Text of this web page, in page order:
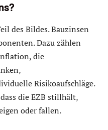
des Bildes. Bauzinsen
Dazu zählen
die
Risikoaufschläge.
die EZB stillhält,
oder fallen.